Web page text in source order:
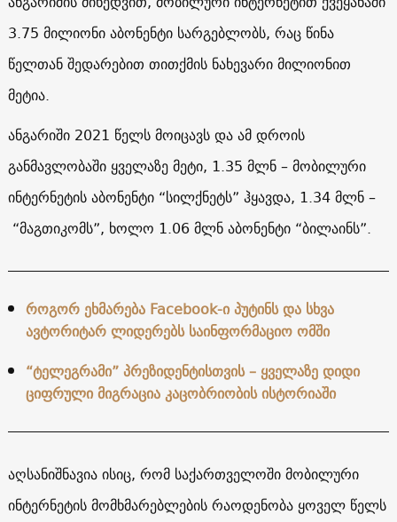
3.75 მილიონი აბონენტი სარგებლობს, რაც წინა
წელთან შედარებით თითქმის ნახევარი მილიონით
მეტია.
ანგარიში 2021 წელს მოიცავს და ამ დროის
განმავლობაში ყველაზე მეტი, 1.35 მლნ – მობილური
ინტერნეტის აბონენტი “სილქნეტს” ჰყავდა, 1.34 მლნ –
“მაგთიკომს”, ხოლო 1.06 მლნ აბონენტი “ბილაინს”.
როგორ ეხმარება Facebook-ი პუტინს და სხვა
ავტორიტარ ლიდერებს საინფორმაციო ომში
“ტელეგრამი” პრეზიდენტისთვის – ყველაზე დიდი
ციფრული მიგრაცია კაცობრიობის ისტორიაში
აღსანიშნავია ისიც, რომ საქართველოში მობილური
ინტერნეტის მომხმარებლების რაოდენობა ყოველ წელს